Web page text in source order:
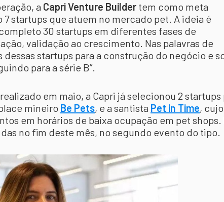
a Capri Venture Builder tem como meta
startups que atuem no mercado pet. A ideia é
30 startups em diferentes fases de
validação ao crescimento. Nas palavras de
dessas startups para a construção do negócio e
para a série B”.
em maio, a Capri já selecionou 2 startups
mineiro Be Pets, e a santista Pet in Time, cujo
em horários de baixa ocupação em pet shops.
no fim deste mês, no segundo evento do tipo.